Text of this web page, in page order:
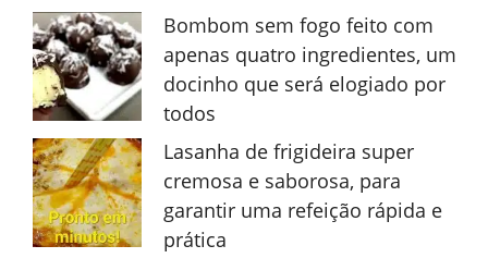
Bombom sem fogo feito com
apenas quatro ingredientes, um
docinho que será elogiado por
todos
Lasanha de frigideira super
cremosa e saborosa, para
garantir uma refeição rápida e
prática